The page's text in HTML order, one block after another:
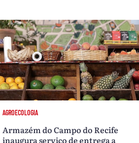
AGROECOLOGIA
Armazém do Campo do Recife
inaugura serviço de entrega a